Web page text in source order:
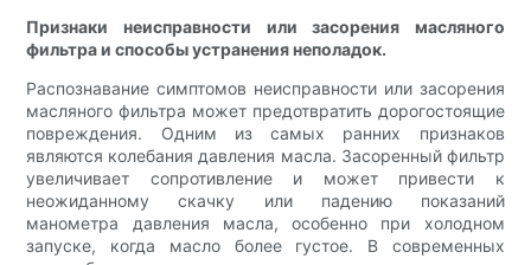
Признаки неисправности или засорения масляного
фильтра и способы устранения неполадок.
Распознавание симптомов неисправности или засорения
масляного фильтра может предотвратить дорогостоящие
повреждения. Одним из самых ранних признаков
являются колебания давления масла. Засоренный фильтр
увеличивает сопротивление и может привести к
неожиданному скачку или падению показаний
манометра давления масла, особенно при холодном
запуске, когда масло более густое. В современных